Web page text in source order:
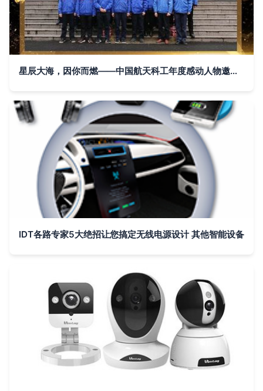
星辰大海，因你而燃——中国航天科工年度感动人物邀您投票！
IDT各路专家5大绝招让您搞定无线电源设计 其他智能设备